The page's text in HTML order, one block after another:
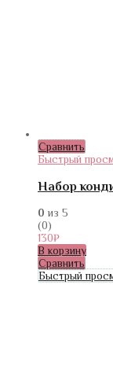
Сравнить
Быстрый
Набор
0 из 5
(0)
130₽
В корзину
Сравнить
Быстрый